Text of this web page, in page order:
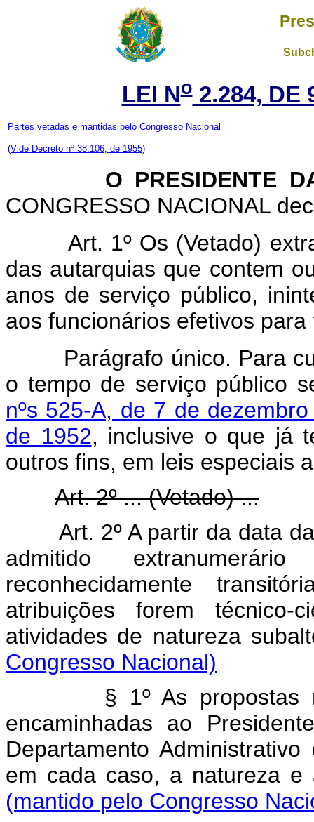
LEI No2.284, DE
Partes vetadas e mantidas pelo Congresso Nacional
(Vide Decreto nº 38.106, de 1955)
O PRESIDENTE DA
CONGRESSO NACIONAL
Art. 1º Os (Vetado)
das autarquias que contem
anos de serviço público,
aos funcionários efetivos
Parágrafo único. Para
o tempo de serviço público
nºs 525-A, de 7 de
de 1952, inclusive o que já
outros fins, em leis especiais
Art. 2º ... (Vetado) ...
Art. 2º A partir da data
admitido
reconhecidamente
atribuições forem
atividades de natureza
Congresso Nacional)
§ 1º As propostas
encaminhadas ao
Departamento
em cada caso, a
(mantido pelo Congresso